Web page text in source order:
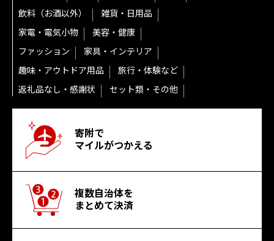
飲料（お酒以外）
雑貨・日用品
家電・電気小物
美容・健康
ファッション
家具・インテリア
趣味・アウトドア用品
旅行・体験など
返礼品なし・感謝状
セット類・その他
寄附で
マイルがつかえる
複数自治体を
まとめて決済